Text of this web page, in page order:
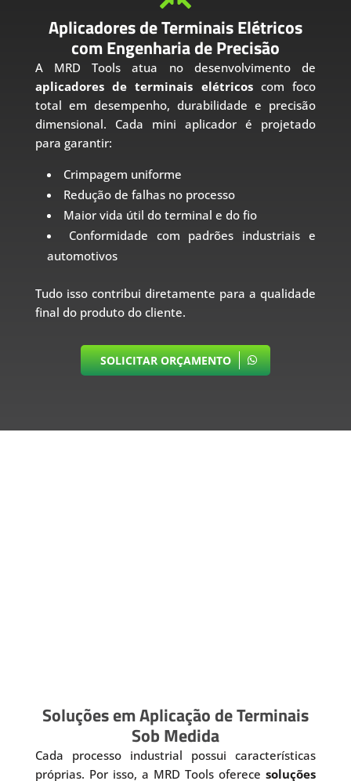
Aplicadores de Terminais Elétricos
com Engenharia de Precisão
A MRD Tools atua no desenvolvimento de
aplicadores de terminais elétricoscom foco
total em desempenho, durabilidade e precisão
dimensional. Cada mini aplicador é projetado
para garantir:
Crimpagem uniforme
Redução de falhas no processo
Maior vida útil do terminal e do fio
Conformidade com padrões industriais e
automotivos
Tudo isso contribui diretamente para a qualidade
final do produto do cliente.
SOLICITAR ORÇAMENTO
Soluções em Aplicação de Terminais
Sob Medida
Cada processo industrial possui características
próprias. Por isso, a MRD Tools oferecesoluções